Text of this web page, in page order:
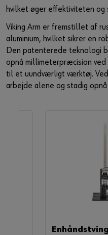
hvilket øger effektiviteten og
Viking Arm er fremstillet af
aluminium, hvilket sikrer en
Den patenterede teknologi
opnå millimeterpræcision
til et uundværligt værktøj. Ved
arbejde alene og stadig